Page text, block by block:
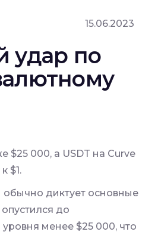
15.06.2023
удар по
$25 000, а USDT на Curve
$1.
обычно диктует основные
до
менее $25 000, что